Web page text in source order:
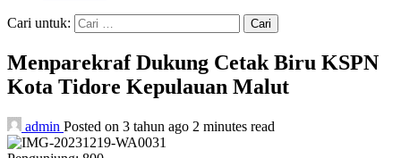
Cari untuk:
Menparekraf Dukung Cetak Biru KSPN
Kota Tidore Kepulauan Malut
admin Posted on 3 tahun ago 2 minutes read